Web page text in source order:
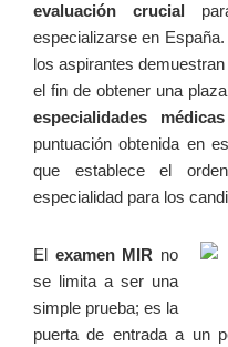
evaluación crucial
especializarse en
los aspirantes
el fin de obtener una
especialidades médicas
‍puntuación⁢ obtenida en
que establece el
especialidad para los
El examen MIR no
se limita a ser una
simple prueba;‌ es la
puerta de entrada a un